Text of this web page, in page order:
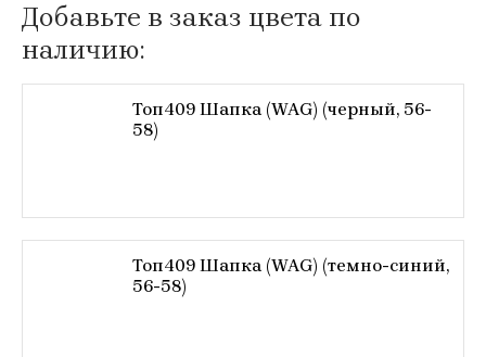
Добавьте в заказ цвета по
наличию:
Топ409 Шапка (WAG) (черный, 56-
58)
Топ409 Шапка (WAG) (темно-синий,
56-58)